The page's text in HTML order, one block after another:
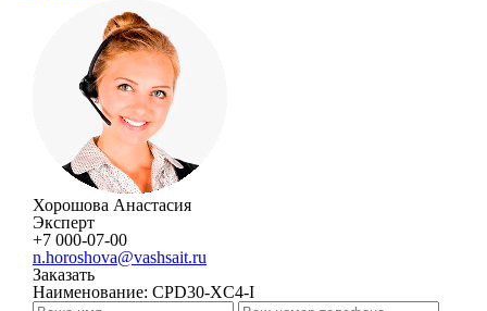
Хорошова Анастасия
Эксперт
+7 000-07-00
n.horoshova@vashsait.ru
Заказать
Наименование: CPD30-XC4-I